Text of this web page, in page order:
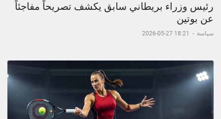
رئيس وزراء بريطاني سابق يكشف تصريحاً مفاجئاً
عن بوتين
سياسة -
18:21 27-05-2026